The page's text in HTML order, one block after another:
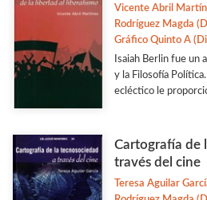
Vicente Abril
Rodríguez Magda
Gráfico Quinto A
Isaiah Berlin fue
y la Filosofía
ecléctico le
Cartografía de
través del cine
Teresa Aguilar